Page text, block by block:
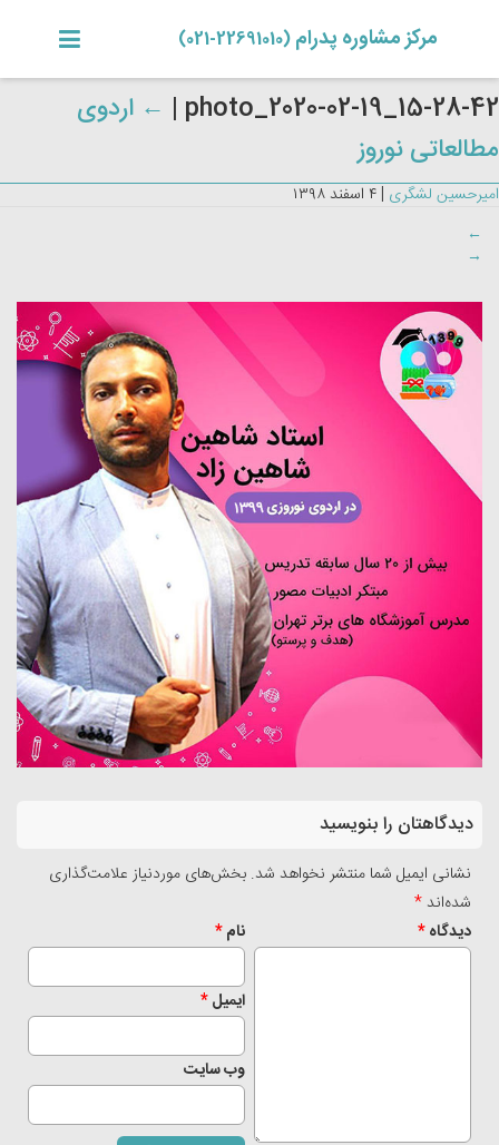
مرکز مشاوره پدرام (22691010-021)
photo_2020-02-19_15-28-42
|
← اردوی
مطالعاتی نوروز
امیرحسین لشگری | ۴ اسفند ۱۳۹۸
←
→
دیدگاهتان را بنویسید
نشانی ایمیل شما منتشر نخواهد شد. بخش‌های موردنیاز علامت‌گذاری
شده‌اند *
دیدگاه* نام*
ایمیل*
وب‌ سایت